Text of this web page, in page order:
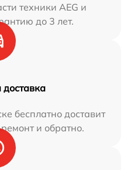
техники AEG и
до 3 лет.
доставка
бесплатно доставит
и обратно.